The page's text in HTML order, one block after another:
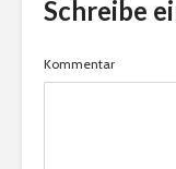
Schreibe
Kommentar